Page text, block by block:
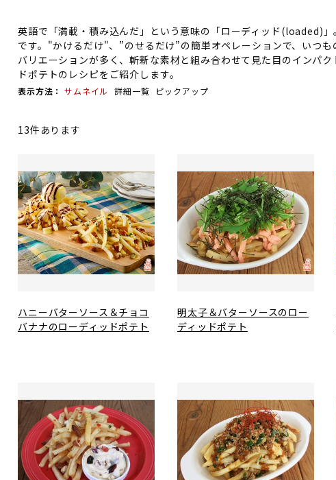
英語で「満載・積み込んだ」という意味の「ローディッド(loaded)
です。"かけるだけ"、”のせるだけ”の簡単オペレーションで、いつ
バリエーションが多く、斬新な素材と組み合わせて見た目のインパ
ドポテトのレシピをご紹介します。
表示方法： サムネイル 詳細一覧 ピックアップ
13件あります
ハニーバターソース＆チョコ
バナナのローディッドポテト
明太子＆バターソースのロー
ディッドポテト